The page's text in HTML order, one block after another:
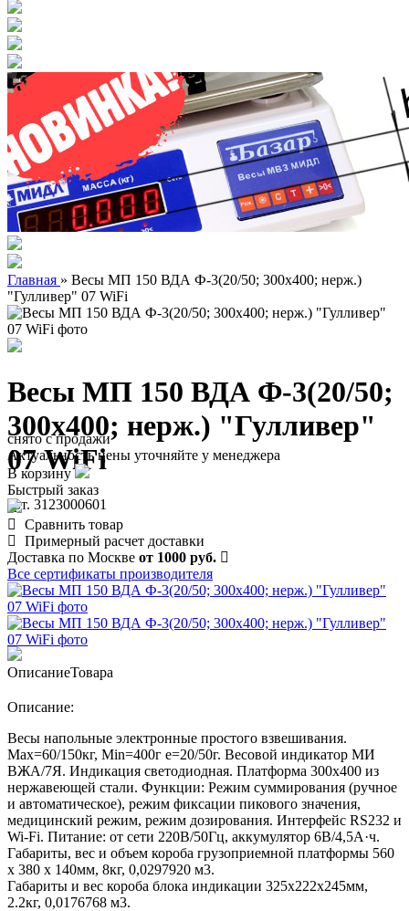
Главная » Весы МП 150 ВДА Ф-3(20/50; 300х400; нерж.)
"Гулливер" 07 WiFi
Весы МП 150 ВДА Ф-3(20/50;
300х400; нерж.) "Гулливер"
07 WiFi
арт. 3123000601
снято с продажи
Актуальность цены уточняйте у менеджера
В корзину
Быстрый заказ
Сравнить товар
Примерный расчет доставки
Доставка по Москве от 1000 руб.
Все сертификаты производителя
ОписаниеТовара
Описание:
Весы напольные электронные простого взвешивания.
Мах=60/150кг, Min=400г е=20/50г. Весовой индикатор МИ
ВЖА/7Я. Индикация светодиодная. Платформа 300х400 из
нержавеющей стали. Функции: Режим суммирования (ручное
и автоматическое), режим фиксации пикового значения,
медицинский режим, режим дозирования. Интерфейс RS232 и
Wi-Fi. Питание: от сети 220В/50Гц, аккумулятор 6В/4,5А·ч.
Габариты, вес и объем короба грузоприемной платформы 560
х 380 х 140мм, 8кг, 0,0297920 м3.
Габариты и вес короба блока индикации 325х222х245мм,
2.2кг, 0,0176768 м3.